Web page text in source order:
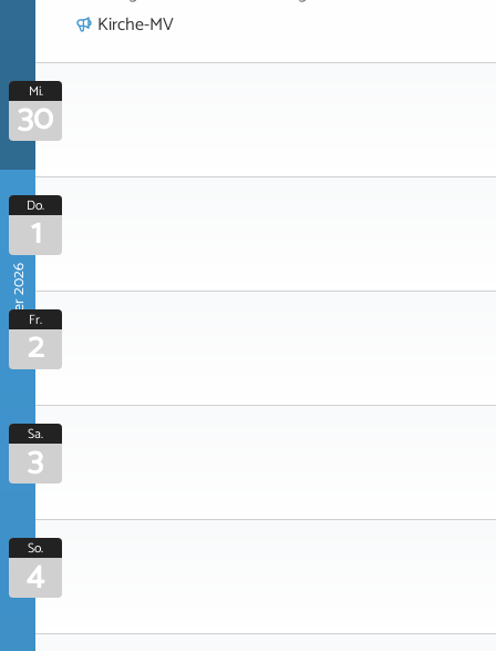
Kirche-MV
Mi.
30
Oktober 2026
Do.
1
Fr.
2
Sa.
3
So.
4